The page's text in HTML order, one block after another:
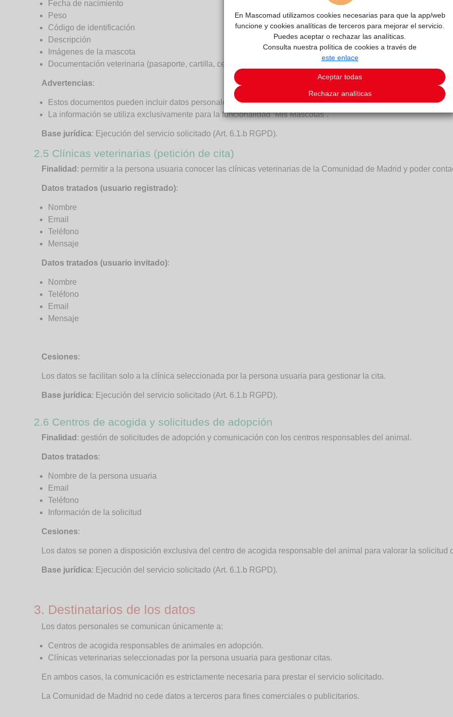
Fecha de nacimiento
Peso
Código de identificación
Descripción
Imágenes de la mascota
Documentación veterinaria (pasaporte, cartilla, certificados) en formato imagen o PDF
Advertencias:
Estos documentos pueden incluir datos personales del propietario que la persona usuaria aporta
La información se utiliza exclusivamente para la funcionalidad “Mis Mascotas”.
Base jurídica: Ejecución del servicio solicitado (Art. 6.1.b RGPD).
2.5 Clínicas veterinarias (petición de cita)
Finalidad : permitir a la persona usuaria conocer las clínicas veterinarias de la Comunidad de Madrid y poder
Datos tratados (usuario registrado):
Nombre
Email
Teléfono
Mensaje
Datos tratados (usuario invitado):
Nombre
Teléfono
Email
Mensaje
Cesiones:
Los datos se facilitan solo a la clínica seleccionada por la persona usuaria para gestionar la cita.
Base jurídica: Ejecución del servicio solicitado (Art. 6.1.b RGPD).
2.6 Centros de acogida y solicitudes de adopción
Finalidad : gestión de solicitudes de adopción y comunicación con los centros responsables del animal.
Datos tratados:
Nombre de la persona usuaria
Email
Teléfono
Información de la solicitud
Cesiones:
Los datos se ponen a disposición exclusiva del centro de acogida responsable del animal para valorar la solicitud
Base jurídica: Ejecución del servicio solicitado (Art. 6.1.b RGPD).
3. Destinatarios de los datos
Los datos personales se comunican únicamente a:
Centros de acogida responsables de animales en adopción.
Clínicas veterinarias seleccionadas por la persona usuaria para gestionar citas.
En ambos casos, la comunicación es estrictamente necesaria para prestar el servicio solicitado.
La Comunidad de Madrid no cede datos a terceros para fines comerciales o publicitarios.
En Mascomad utilizamos cookies necesarias para que la app/web
funcione y cookies analíticas de terceros para mejorar el servicio.
Puedes aceptar o rechazar las analíticas.
Consulta nuestra política de cookies a través de
este enlace
Aceptar todas
Rechazar analíticas